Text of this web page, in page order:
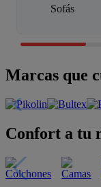
Sofás
Marcas que
Confort a tu